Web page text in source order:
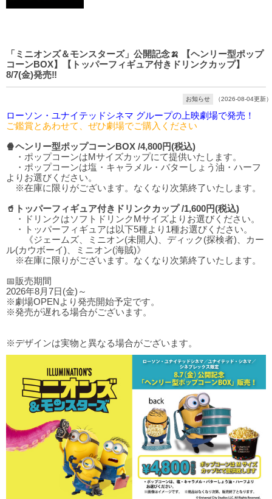
「ミニオンズ＆モンスターズ」公開記念🍌 【ヘンリー型ポップ
コーンBOX】【トッパーフィギュア付きドリンクカップ】
8/7(金)発売‼️
お知らせ （2026-08-04更新）
ローソン・ユナイテッドシネマ グループの上映劇場で発売！
ご鑑賞とあわせて、ぜひ劇場でご購入ください
🍿ヘンリー型ポップコーンBOX /4,800円(税込)
・ポップコーンはMサイズカップにて提供いたします。
・ポップコーンは塩・キャラメル・バターしょう油・ハーフ
よりお選びください。
※在庫に限りがございます。なくなり次第終了いたします。
🥤トッパーフィギュア付きドリンクカップ /1,600円(税込)
・ドリンクはソフトドリンクMサイズよりお選びください。
・トッパーフィギュアは以下5種より1種お選びください。
《ジェームズ、ミニオン(未開人)、ディック(探検者)、カー
ル(カウボーイ)、ミニオン(海賊)》
※在庫に限りがございます。なくなり次第終了いたします。
📅販売期間
2026年8月7日(金)～
※劇場OPENより発売開始予定です。
※発売が遅れる場合がございます。
※デザインは実物と異なる場合がございます。